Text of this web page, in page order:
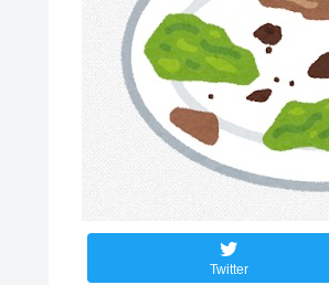
Twitter